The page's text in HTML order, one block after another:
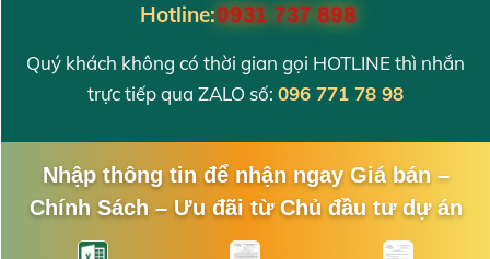
Hotline:0931 737 898
Quý khách không có thời gian gọi HOTLINE thì nhắn
trực tiếp qua ZALO số: 096 771 78 98
Nhập thông tin để nhận ngay Giá bán –
Chính Sách – Ưu đãi từ Chủ đầu tư dự án